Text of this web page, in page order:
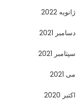
ژانویه 2022
دسامبر 2021
سپتامبر 2021
می 2021
اکتبر 2020